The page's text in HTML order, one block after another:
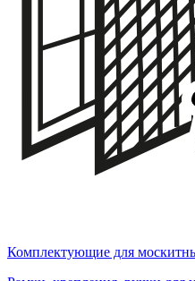
Комплектующие для